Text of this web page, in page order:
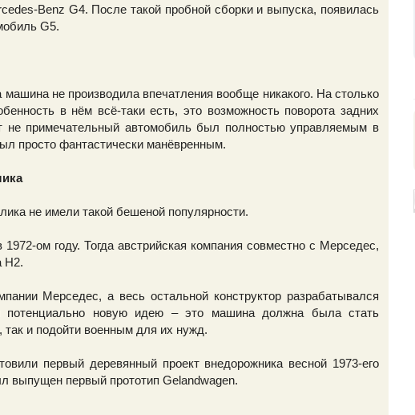
Benz G4. После такой пробной сборки и выпуска, появилась
G5.
не производила впечатления вообще никакого. На столько
в нём всё-таки есть, это возможность поворота задних
не примечательный автомобиль был полностью управляемым в
просто фантастически манёвренным.
не имели такой бешеной популярности.
ом году. Тогда австрийская компания совместно с Мерседес,
H2.
Мерседес, а весь остальной конструктор разрабатывался
потенциально новую идею – это машина должна была стать
так и подойти военным для их нужд.
первый деревянный проект внедорожника весной 1973-его
выпущен первый прототип Gelandwagen.